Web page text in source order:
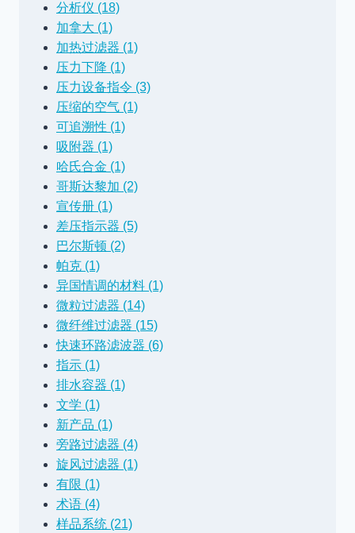
分析仪 (18)
加拿大 (1)
加热过滤器 (1)
压力下降 (1)
压力设备指令 (3)
压缩的空气 (1)
可追溯性 (1)
吸附器 (1)
哈氏合金 (1)
哥斯达黎加 (2)
宣传册 (1)
差压指示器 (5)
巴尔斯顿 (2)
帕克 (1)
异国情调的材料 (1)
微粒过滤器 (14)
微纤维过滤器 (15)
快速环路滤波器 (6)
指示 (1)
排水容器 (1)
文学 (1)
新产品 (1)
旁路过滤器 (4)
旋风过滤器 (1)
有限 (1)
术语 (4)
样品系统 (21)